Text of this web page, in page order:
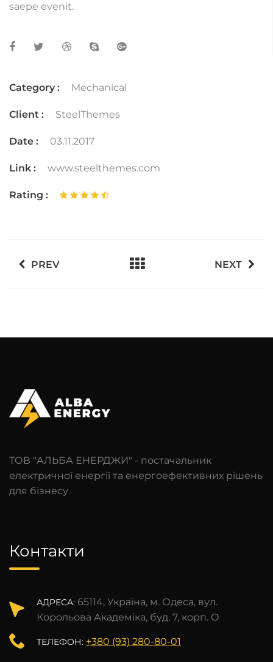
saepe evenit.
Category : Mechanical
Client : SteelThemes
Date : 03.11.2017
Link : www.steelthemes.com
Rating :
PREV NEXT
ТОВ "АЛЬБА ЕНЕРДЖИ" - постачальник
електричної енергії та енергоефективних рішень
для бізнесу.
Контакти
АДРЕСА: 65114, Україна, м. Одеса, вул.
Корольова Академіка, буд. 7, корп. О
ТЕЛЕФОН: +380 (93) 280-80-01